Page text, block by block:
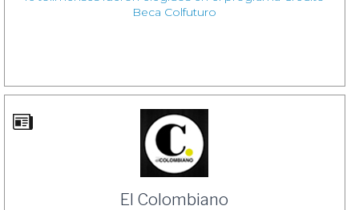
Beca Colfuturo
El Colombiano